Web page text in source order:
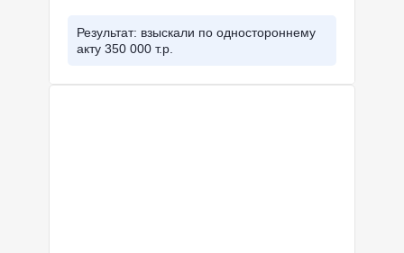
Результат: взыскали по одностороннему
акту 350 000 т.р.